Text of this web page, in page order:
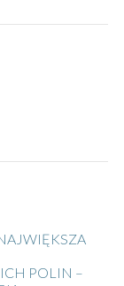
POLIN –